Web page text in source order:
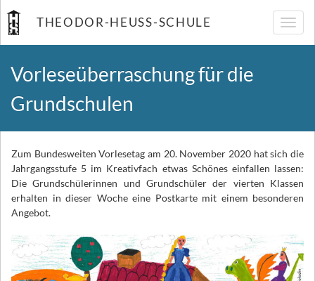
THEODOR-HEUSS-SCHULE
Vorleseüberraschung für die
Grundschulen
Zum Bundesweiten Vorlesetag am 20. November 2020 hat sich die
Jahrgangsstufe 5 im Kreativfach etwas Schönes einfallen lassen:
Die Grundschülerinnen und Grundschüler der vierten Klassen
erhalten in dieser Woche eine Postkarte mit einem besonderen
Angebot.